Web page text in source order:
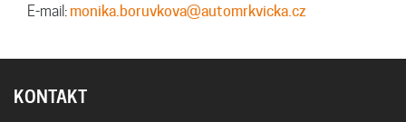
E-mail: monika.boruvkova@automrkvicka.cz
KONTAKT